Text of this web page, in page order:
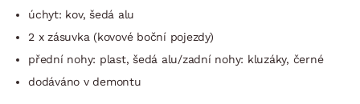
úchyt: kov, šedá alu
2 x zásuvka (kovové boční pojezdy)
přední nohy: plast, šedá alu/zadní nohy: kluzáky, černé
dodáváno v demontu